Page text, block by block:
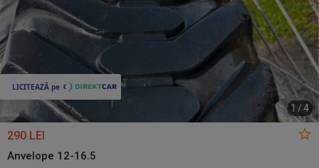
1 /4
290 LEI
Anvelope 12-16.5